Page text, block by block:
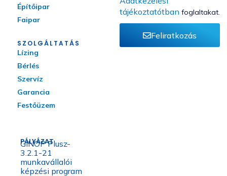
Építőipar
Faipar
SZOLGÁLTATÁS
Lízing
Bérlés
Szervíz
Garancia
Festőüzem
PÁLYÁZAT
GINOP Plusz-
3.2.1-21
munkavállalói
képzési program
tájékoztatótban foglaltakat.
Feliratkozás